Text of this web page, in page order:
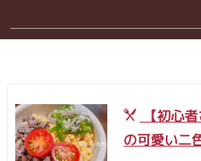
【初心
の可愛い二